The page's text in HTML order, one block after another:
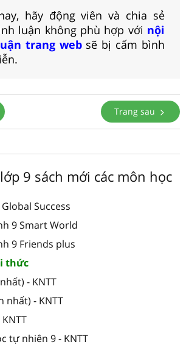
hãy động viên và chia sẻ
luận không phù hợp với nội
trang websẽ bị cấm bình
Trang sau
9 sách mới các môn học
Success
9 Smart World
9 Friends plus
thức
- KNTT
nhất) - KNTT
tự nhiên 9 - KNTT